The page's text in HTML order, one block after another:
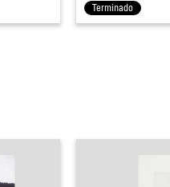
Terminado